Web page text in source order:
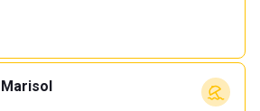
Marisol